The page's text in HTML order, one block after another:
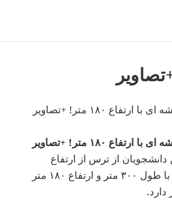
۱۸۰ متر! +تصاویر
۱۸۰ متر! +تصاویر
دانشجویان از ترس از ارتفاع
طراحی شده است. این پل با طول ۳۰۰ متر و ارتفاع ۱۸۰ متر